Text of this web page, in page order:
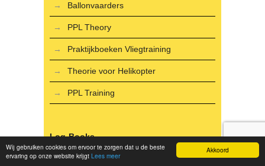
Akkoord
Wij gebruiken cookies om ervoor te zorgen dat u de beste
ervaring op onze website krijgt Lees meer
Ballonvaarders
PPL Theory
Praktijkboeken Vliegtraining
Theorie voor Helikopter
PPL Training
Log-Books
Aviation books